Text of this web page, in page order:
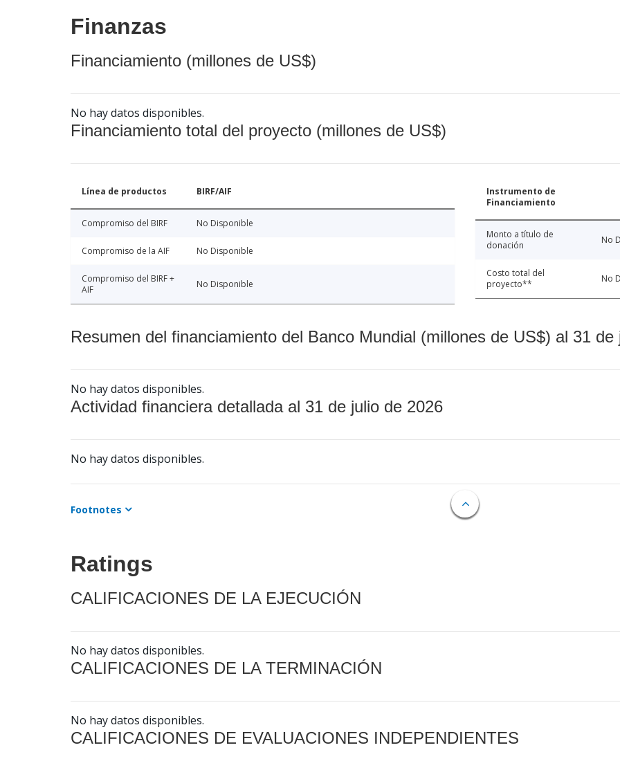
Finanzas
Financiamiento (millones de US$)
No hay datos disponibles.
Financiamiento total del proyecto (millones de US$)
Línea de productos BIRF/AIF
Compromiso del BIRF No Disponible
Compromiso de la AIF No Disponible
Compromiso del BIRF +
AIF
No Disponible
Instrumento de
Financiamiento
Monto a título de
donación
No
Costo total del
proyecto**
No
Resumen del financiamiento del Banco Mundial (millones de US$) al 31 de
No hay datos disponibles.
Actividad financiera detallada al 31 de julio de 2026
No hay datos disponibles.
Footnotes
Ratings
CALIFICACIONES DE LA EJECUCIÓN
No hay datos disponibles.
CALIFICACIONES DE LA TERMINACIÓN
No hay datos disponibles.
CALIFICACIONES DE EVALUACIONES INDEPENDIENTES